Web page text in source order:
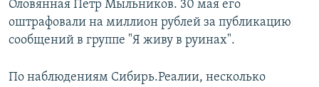
Оловянная Петр Мыльников. 30 мая его
оштрафовали на миллион рублей за публикацию
сообщений в группе "Я живу в руинах".
По наблюдениям Сибирь.Реалии, несколько